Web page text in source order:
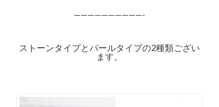
——————————-
ストーンタイプとパールタイプの2種類ござい
ます。